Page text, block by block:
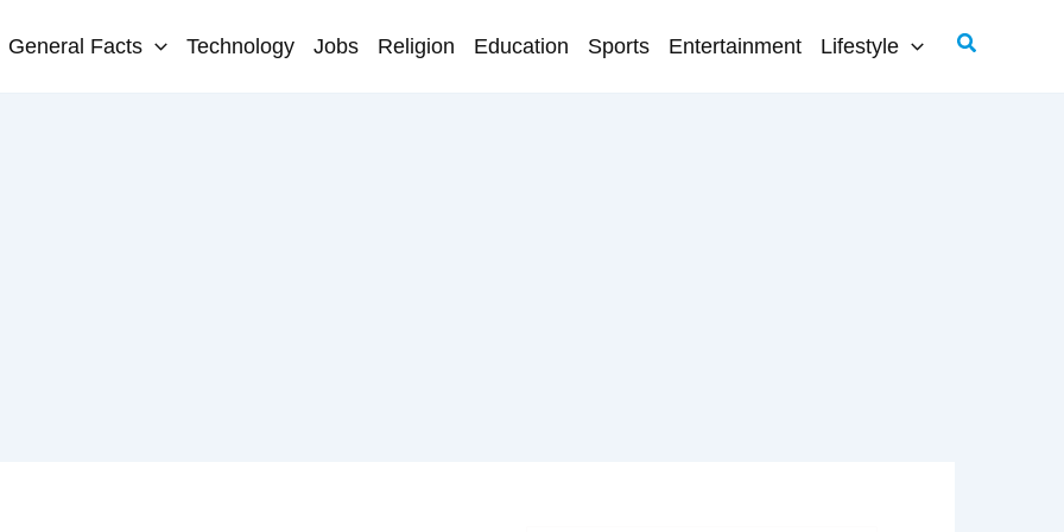
General Facts Technology Jobs Religion Education Sports Entertainment Lifestyle Search